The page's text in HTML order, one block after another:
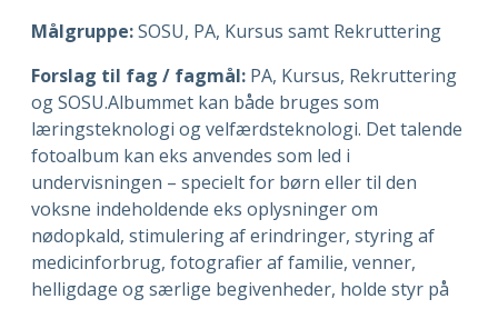
Målgruppe:SOSU, PA, Kursus samt Rekruttering
Forslag til fag / fagmål: PA, Kursus, Rekruttering
og SOSU.Albummet kan både bruges som
læringsteknologi og velfærdsteknologi. Det talende
fotoalbum kan eks anvendes som led i
undervisningen – specielt for børn eller til den
voksne indeholdende eks oplysninger om
nødopkald, stimulering af erindringer, styring af
medicinforbrug, fotografier af familie, venner,
helligdage og særlige begivenheder, holde styr på